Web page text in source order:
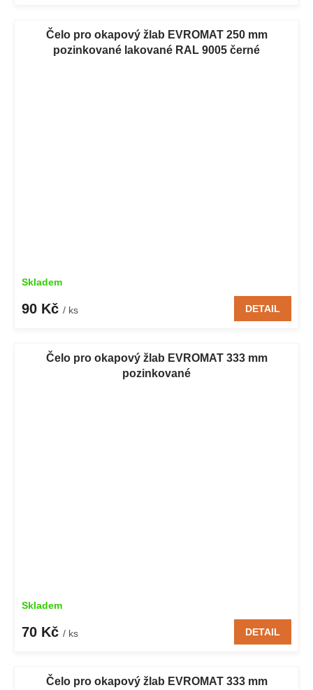
Čelo pro okapový žlab EVROMAT 250 mm
pozinkované lakované RAL 9005 černé
Skladem
90 Kč / ks DETAIL
Čelo pro okapový žlab EVROMAT 333 mm
pozinkované
Skladem
70 Kč / ks DETAIL
Čelo pro okapový žlab EVROMAT 333 mm